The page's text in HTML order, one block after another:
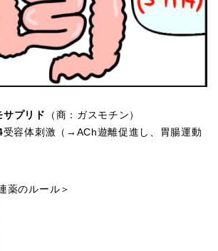
サプリド
（商：ガスモチン）
受容体刺激（→ACh遊離促進し、胃腸運動
薬のルール＞